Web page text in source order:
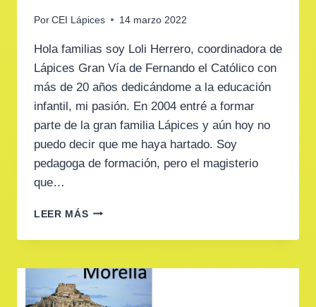
Por CEI Lápices 14 marzo 2022
Hola familias soy Loli Herrero, coordinadora de
Lápices Gran Vía de Fernando el Católico con
más de 20 años dedicándome a la educación
infantil, mi pasión. En 2004 entré a formar
parte de la gran familia Lápices y aún hoy no
puedo decir que me haya hartado. Soy
pedagoga de formación, pero el magisterio
que…
LEER MÁSLOLI
–
DE
GRAN